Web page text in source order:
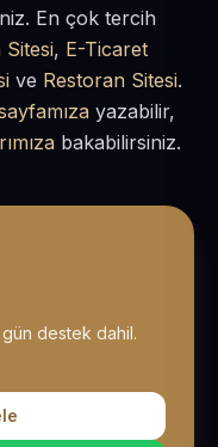
En çok tercih
Sitesi, E-Ticaret
ve Restoran Sitesi.
yazabilir,
bakabilirsiniz.
gün destek dahil.